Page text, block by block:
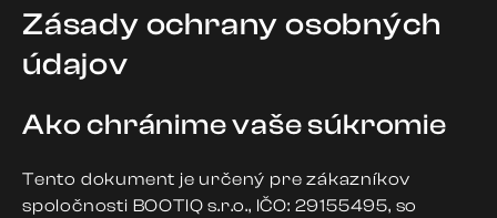
Zásady ochrany osobných
údajov
Ako chránime vaše súkromie
Tento dokument je určený pre zákazníkov
spoločnosti BOOTIQ s.r.o., IČO: 29155495, so